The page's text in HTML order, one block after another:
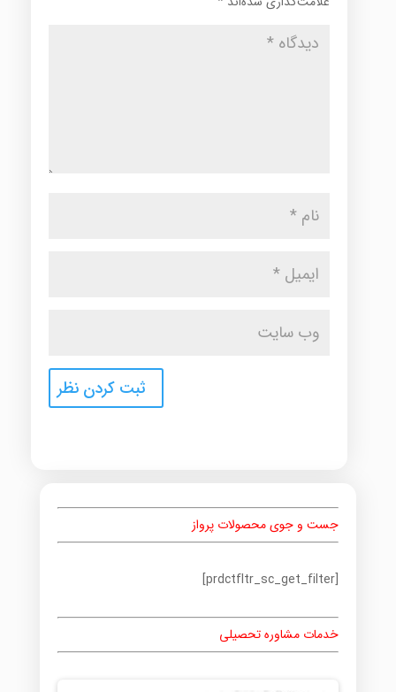
جست و جوی محصولات پرواز
[prdctfltr_sc_get_filter]
خدمات مشاوره تحصیلی